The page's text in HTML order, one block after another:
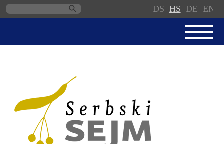
DS HS DE EN
SERBSKI SEJM
JEDNANSKI PORJAD
PROTOKOLE / WOBZAMKNJENJA
DARY